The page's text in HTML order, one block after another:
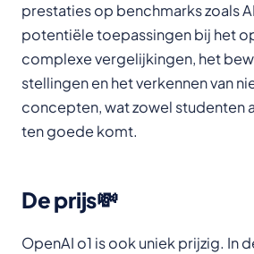
prestaties op benchmarks zoals
potentiële toepassingen bij het
complexe vergelijkingen, het
stellingen en het verkennen van
concepten, wat zowel studenten
ten goede komt.
De prijs💸
OpenAI o1 is ook uniek prijzig. In